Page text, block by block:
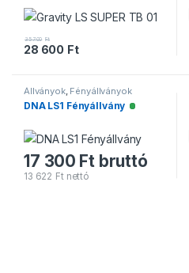
35 700 Ft
28 600 Ft
Állványok, Fényállványok
DNA LS1 Fényállvány Elérhető
17 300 Ft bruttó
13 622 Ftnettó